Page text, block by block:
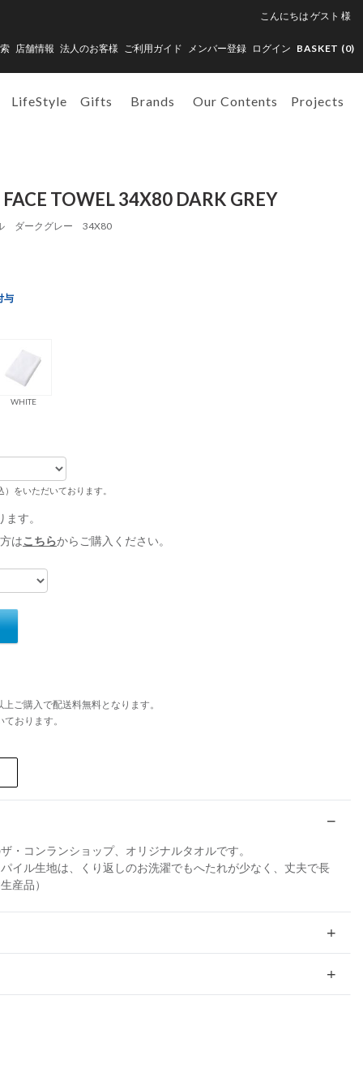
こんにちは ゲスト 様
店舗情報 法人のお客様 ご利用ガイド メンバー登録 ログイン BASKET (0)
LifeStyle Gifts Brands Our Contents Projects
TOWEL 34X80 DARK GREY
ダークグレー 34X80
与
WHITE
をいただいております。
す。
はこちらからご購入ください。
ご購入で配送料無料となります。
おります。
・コンランショップ、オリジナルタオルです。
イル生地は、くり返しのお洗濯でもへたれが少なく、丈夫で長
産品）